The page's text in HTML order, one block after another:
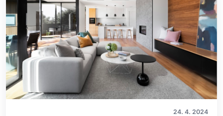
24. 4. 2024